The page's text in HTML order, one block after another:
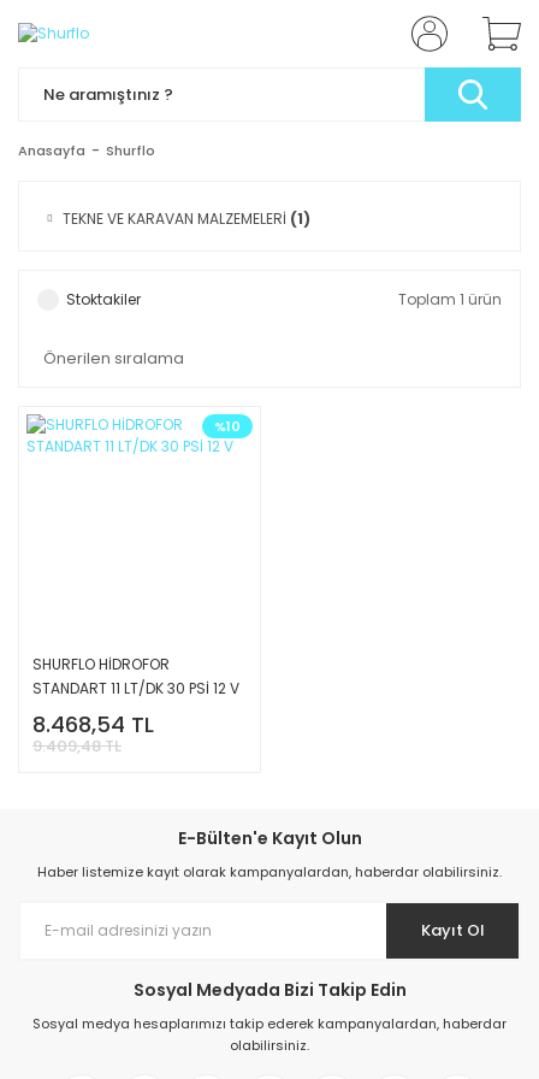
Anasayfa Shurflo
TEKNE VE KARAVAN MALZEMELERİ (1)
Stoktakiler Toplam 1 ürün
%10
SHURFLO HİDROFOR
STANDART 11 LT/DK 30 PSİ 12 V
8.468,54 TL
9.409,48 TL
E-Bülten'e Kayıt Olun
Haber listemize kayıt olarak kampanyalardan, haberdar olabilirsiniz.
Kayıt Ol
Sosyal Medyada Bizi Takip Edin
Sosyal medya hesaplarımızı takip ederek kampanyalardan, haberdar
olabilirsiniz.